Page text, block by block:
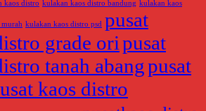
kaos distro kulakan kaos distro bandung kulakan kaos
kulakan kaos distro psd pusat
grade oripusat
tanah abangpusat
kaos distro